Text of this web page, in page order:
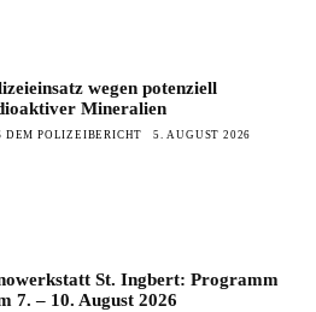
wegen potenziell
Mineralien
DEM POLIZEIBERICHT 5. AUGUST 2026
St. Ingbert: Programm
7. – 10. August 2026